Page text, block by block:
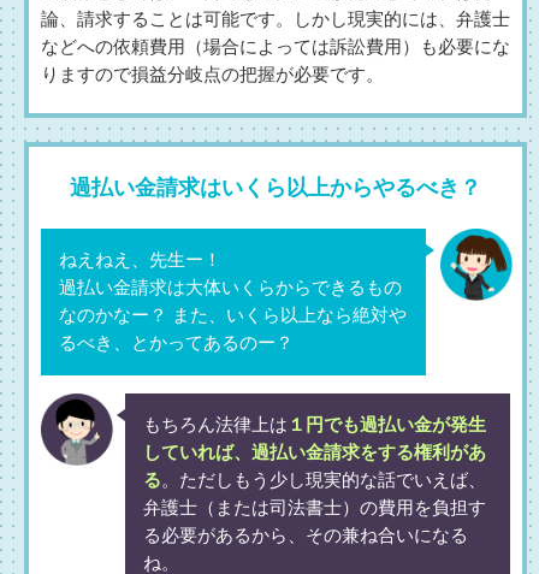
論、請求することは可能です。しかし現実的には、弁護士
などへの依頼費用（場合によっては訴訟費用）も必要にな
りますので損益分岐点の把握が必要です。
過払い金請求はいくら以上からやるべき？
ねえねえ、先生ー！
過払い金請求は大体いくらからできるもの
なのかなー？ また、いくら以上なら絶対や
るべき、とかってあるのー？
もちろん法律上は １円でも過払い金が発生
していれば、過払い金請求をする権利があ
る。ただしもう少し現実的な話でいえば、
弁護士（または司法書士）の費用を負担す
る必要があるから、その兼ね合いになる
ね。